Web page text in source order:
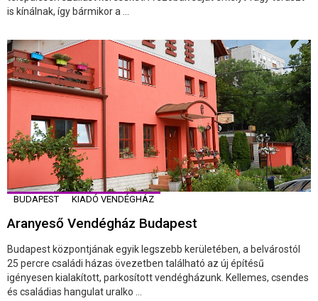
is kínálnak, így bármikor a ...
BUDAPEST KIADÓ VENDÉGHÁZ
Aranyeső Vendégház Budapest
Budapest központjának egyik legszebb kerületében, a belvárostól
25 percre családi házas övezetben található az új építésű
igényesen kialakított, parkosított vendégházunk. Kellemes, csendes
és családias hangulat uralko ...